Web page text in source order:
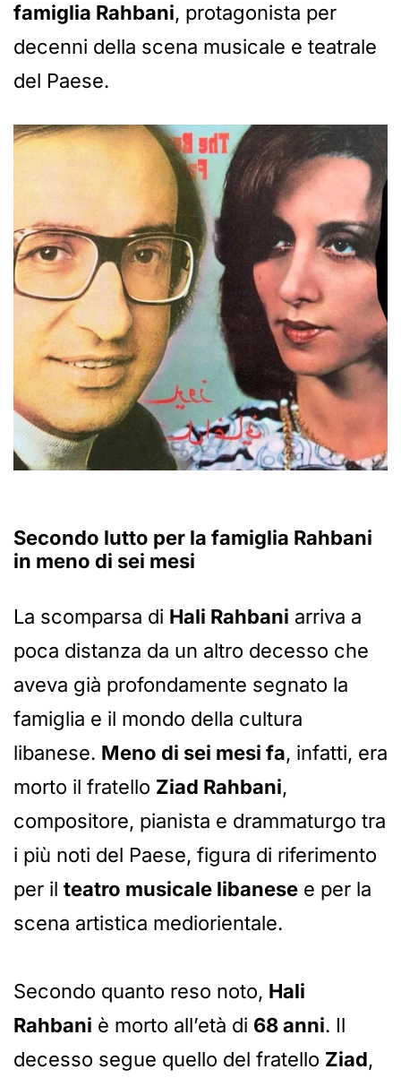
famiglia Rahbani, protagonista per
decenni della scena musicale e teatrale
del Paese.
Secondo lutto per la famiglia Rahbani
in meno di sei mesi
La scomparsa di Hali Rahbani arriva a
poca distanza da un altro decesso che
aveva già profondamente segnato la
famiglia e il mondo della cultura
libanese. Meno di sei mesi fa, infatti, era
morto il fratello Ziad Rahbani,
compositore, pianista e drammaturgo tra
i più noti del Paese, figura di riferimento
per il teatro musicale libanese e per la
scena artistica mediorientale.
Secondo quanto reso noto, Hali
Rahbani è morto all’età di 68 anni. Il
decesso segue quello del fratello Ziad,